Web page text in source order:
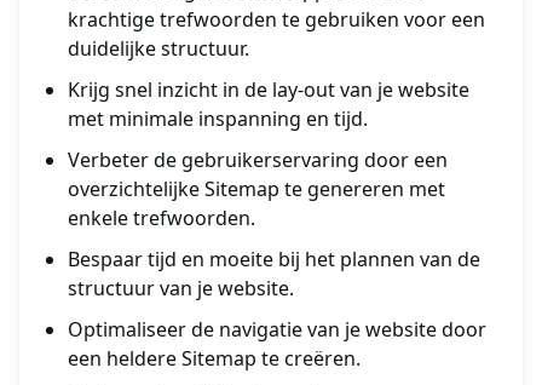
krachtige trefwoorden te gebruiken voor een
duidelijke structuur.
Krijg snel inzicht in de lay-out van je website
met minimale inspanning en tijd.
Verbeter de gebruikerservaring door een
overzichtelijke Sitemap te genereren met
enkele trefwoorden.
Bespaar tijd en moeite bij het plannen van de
structuur van je website.
Optimaliseer de navigatie van je website door
een heldere Sitemap te creëren.